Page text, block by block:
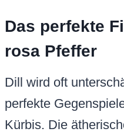
Das perfekte
rosa Pfeffer
Dill wird oft
perfekte
Kürbis. Die